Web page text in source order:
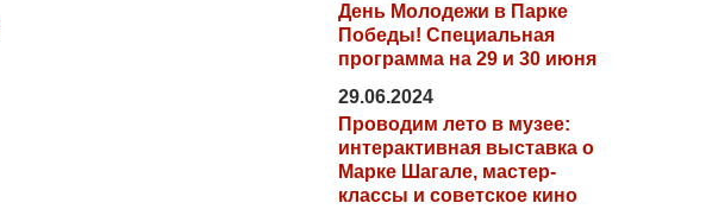
День Молодежи в Парке
Победы! Специальная
программа на 29 и 30 июня
29.06.2024
Проводим лето в музее:
интерактивная выставка о
Марке Шагале, мастер-
классы и советское кино